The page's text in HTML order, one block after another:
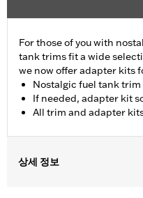
For those of you with
tank trims fit a wide
we now offer adapter kits
Nostalgic fuel tank trim
If needed, adapter kit
All trim and adapter
상세 정보